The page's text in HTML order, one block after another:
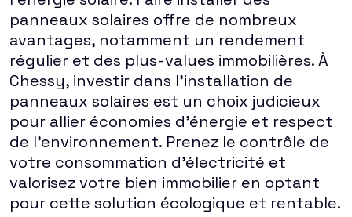
panneaux solaires offre de nombreux
avantages, notamment un rendement
régulier et des plus-values immobilières. À
Chessy, investir dans l'installation de
panneaux solaires est un choix judicieux
pour allier économies d'énergie et respect
de l'environnement. Prenez le contrôle de
votre consommation d'électricité et
valorisez votre bien immobilier en optant
pour cette solution écologique et rentable.